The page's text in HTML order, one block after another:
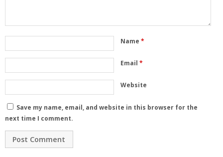
Name *
Email *
Website
Save my name, email, and website in this browser for the
next time I comment.